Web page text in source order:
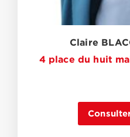
Claire
4 place du huit